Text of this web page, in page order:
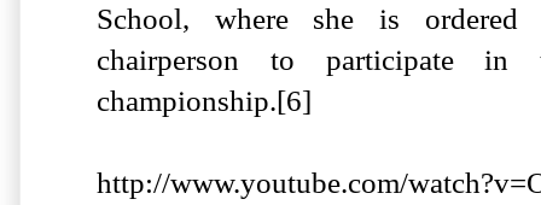
School, where she is
chairperson to participate in
championship.[6]
http://www.youtube.com/